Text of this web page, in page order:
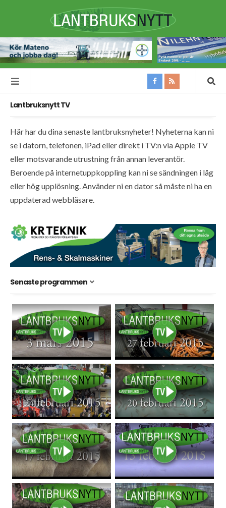
Lantbruksnytt TV
Här har du dina senaste lantbruksnyheter! Nyheterna kan ni
se i datorn, telefonen, iPad eller direkt i TV:n via Apple TV
eller motsvarande utrustning från annan leverantör.
Beroende på internetuppkoppling kan ni se sändningen i låg
eller hög upplösning. Använder ni en dator så måste ni ha en
uppdaterad webbläsare.
Senaste programmen